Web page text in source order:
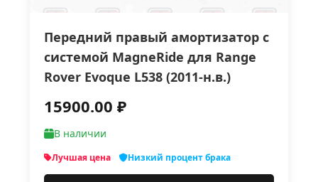
Передний правый амортизатор с
системой MagneRide для Range
Rover Evoque L538 (2011-н.в.)
15900.00 ₽
В наличии
Лучшая цена Низкий процент брака